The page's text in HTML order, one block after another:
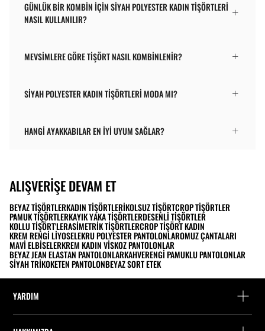
GÜNLÜK BIR KOMBIN IÇIN SIYAH POLYESTER KADIN TIŞÖRTLERI
NASIL KULLANILIR?
MEVSIMLERE GÖRE TIŞÖRT NASIL KOMBINLENIR?
SIYAH POLYESTER KADIN TIŞÖRTLERI MODA MI?
HANGI AYAKKABILAR EN IYI UYUM SAĞLAR?
ALIŞVERIŞE DEVAM ET
BEYAZ TIŞÖRTLERKADIN TIŞÖRTLERIKOLSUZ TIŞÖRTCROP TIŞÖRTLER
PAMUK TIŞÖRTLERKAYIK YAKA TIŞÖRTLERDESENLI TIŞÖRTLER
KOLLU TIŞÖRT'LERASIMETRIK TIŞÖRTLERCROP TIŞÖRT KADIN
KREM RENGI LIYOSELEKRU POLYESTER PANTOLONLAROMUZ ÇANTALARI
MAVI ELBISELERKREM KADIN VISKOZ PANTOLONLAR
BEYAZ JEAN ELASTAN PANTOLONLARKAHVERENGI PAMUKLU PANTOLONLAR
SIYAH TRIKOKETEN PANTOLONBEYAZ SORT ETEK
YARDIM